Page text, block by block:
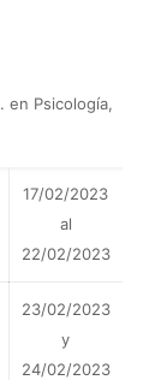
en Psicología,
17/02/2023
al
22/02/2023
23/02/2023
y
24/02/2023